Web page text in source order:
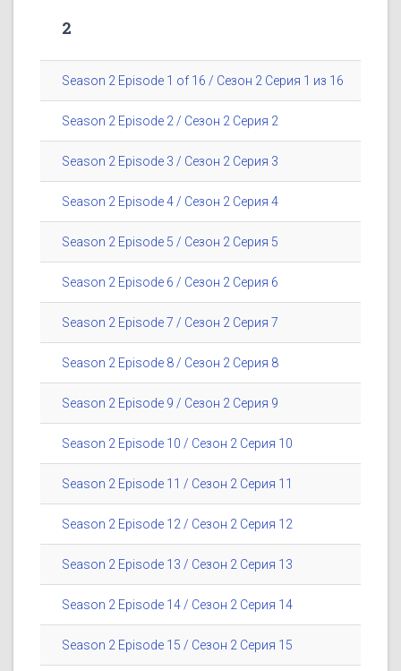
2
Season 2 Episode 1 of 16 / Сезон 2 Серия 1 из 16
Season 2 Episode 2 / Сезон 2 Серия 2
Season 2 Episode 3 / Сезон 2 Серия 3
Season 2 Episode 4 / Сезон 2 Серия 4
Season 2 Episode 5 / Сезон 2 Серия 5
Season 2 Episode 6 / Сезон 2 Серия 6
Season 2 Episode 7 / Сезон 2 Серия 7
Season 2 Episode 8 / Сезон 2 Серия 8
Season 2 Episode 9 / Сезон 2 Серия 9
Season 2 Episode 10 / Сезон 2 Серия 10
Season 2 Episode 11 / Сезон 2 Серия 11
Season 2 Episode 12 / Сезон 2 Серия 12
Season 2 Episode 13 / Сезон 2 Серия 13
Season 2 Episode 14 / Сезон 2 Серия 14
Season 2 Episode 15 / Сезон 2 Серия 15